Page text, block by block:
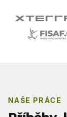
NAŠE PRÁCE